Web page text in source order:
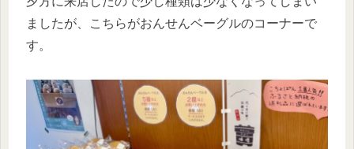
ましたが、こちらがおんせんベーグルのコーナーで
す。